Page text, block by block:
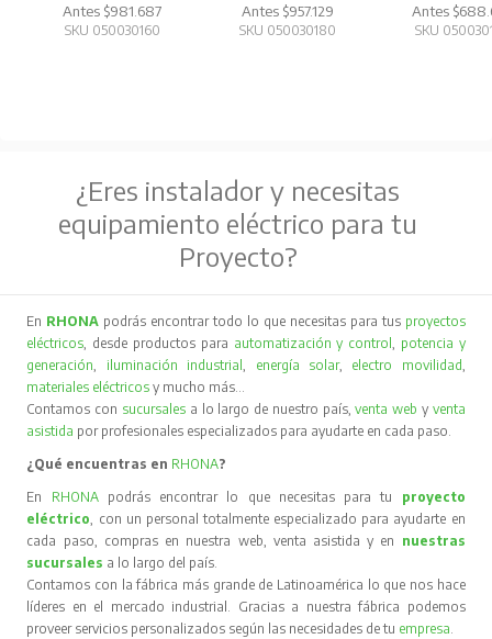
Antes $981.687
SKU 050030160
Antes $957.129
SKU 050030180
Antes
SKU
¿Eres instalador y necesitas
equipamiento eléctrico para tu
Proyecto?
En RHONA podrás encontrar todo lo que necesitas para tus proyectos
eléctricos, desde productos para automatización y control, potencia y
generación, iluminación industrial, energía solar, electro movilidad,
materiales eléctricos y mucho más…
Contamos con sucursales a lo largo de nuestro país,venta web y venta
asistida por profesionales especializados para ayudarte en cada paso.
¿Qué encuentras en RHONA?
En RHONA podrás encontrar lo que necesitas para tu proyecto
eléctrico, con un personal totalmente especializado para ayudarte en
cada paso, compras en nuestra web, venta asistida y en nuestras
sucursales a lo largo del país.
Contamos con la fábrica más grande de Latinoamérica lo que nos hace
líderes en el mercado industrial. Gracias a nuestra fábrica podemos
proveer servicios personalizados según las necesidades de tu empresa.